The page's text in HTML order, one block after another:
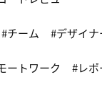
チーム デザイナ
ートワーク レ